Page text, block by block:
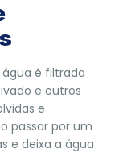
é filtrada
e outros
e
passar por um
e deixa a água